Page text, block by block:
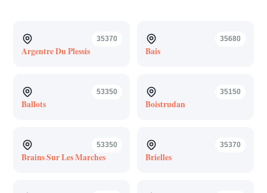
35370
Argentre Du Plessis
35680
Bais
53350
Ballots
35150
Boistrudan
53350
Brains Sur Les Marches
35370
Brielles